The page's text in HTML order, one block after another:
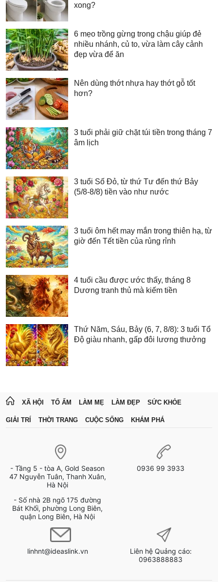
xong?
6 mẹo trồng gừng trong chậu giúp đẻ
nhiều nhánh, củ to, vừa làm cây cảnh
đẹp vừa để ăn
Nên dùng thớt nhựa hay thớt gỗ tốt
hơn?
3 tuổi phải giữ chặt túi tiền trong tháng 7
âm lịch
3 tuổi Số Đỏ, từ thứ Tư đến thứ Bảy
(5/8-8/8) tiền vào như nước
3 tuổi ôm hết may mắn trong thiên hạ, từ
giờ đến Tết tiền của rủng rỉnh
4 tuổi cầu được ước thấy, tháng 8
Dương tranh thủ mà kiếm tiền
Thứ Năm, Sáu, Bảy (6, 7, 8/8): 3 tuổi Tổ
Độ giàu nhanh, gấp đôi lương thưởng
XÃ HỘI TỔ ẤM LÀM MẸ LÀM ĐẸP SỨC KHỎE
GIẢI TRÍ THỜI TRANG CUỘC SỐNG KHÁM PHÁ
- Tầng 5 - tòa A, Gold Season
47 Nguyễn Tuân, Thanh Xuân,
Hà Nội
- Số nhà 2B ngõ 175 đường
Bát Khối, phường Long Biên,
quận Long Biên, Hà Nội
0936 99 3933
linhnt@ideaslink.vn
Liên hệ Quảng cáo:
0963888883